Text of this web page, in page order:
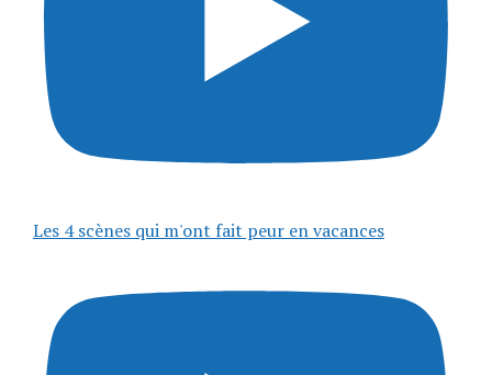
Les 4 scènes qui m'ont fait peur en vacances